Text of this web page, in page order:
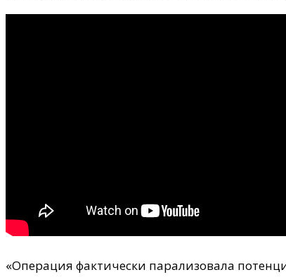
«Операция фактически парализовала